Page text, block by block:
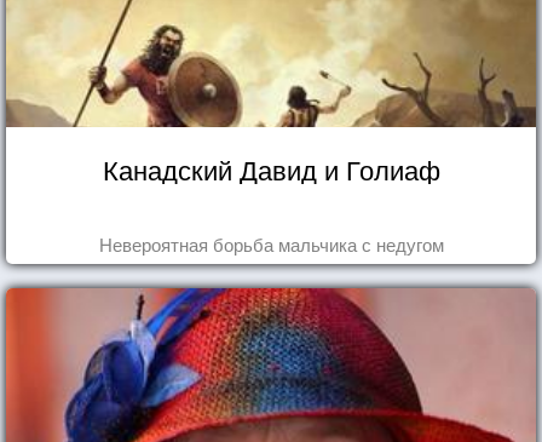
Канадский Давид и Голиаф
Невероятная борьба мальчика с недугом